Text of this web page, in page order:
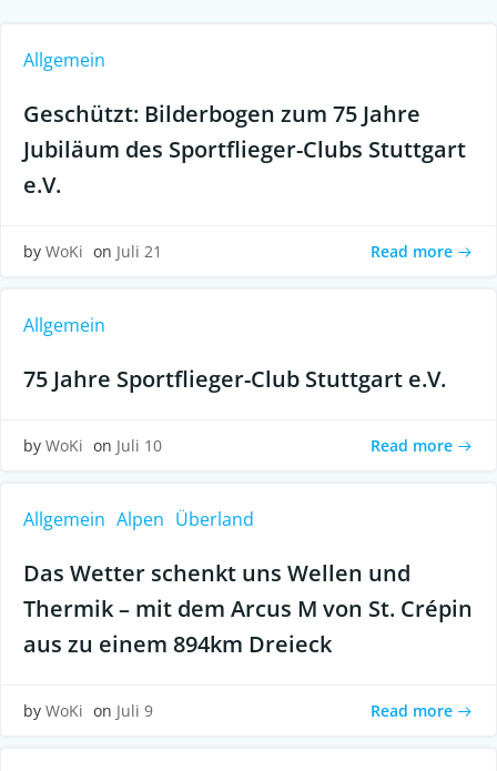
Allgemein
Geschützt: Bilderbogen zum 75 Jahre
Jubiläum des Sportflieger-Clubs Stuttgart
e.V.
by WoKi on Juli 21 Read more
Allgemein
75 Jahre Sportflieger-Club Stuttgart e.V.
by WoKi on Juli 10 Read more
Allgemein Alpen Überland
Das Wetter schenkt uns Wellen und
Thermik – mit dem Arcus M von St. Crépin
aus zu einem 894km Dreieck
by WoKi on Juli 9 Read more